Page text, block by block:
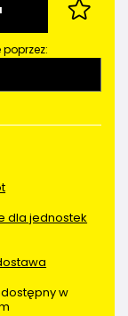
dla jednostek
w